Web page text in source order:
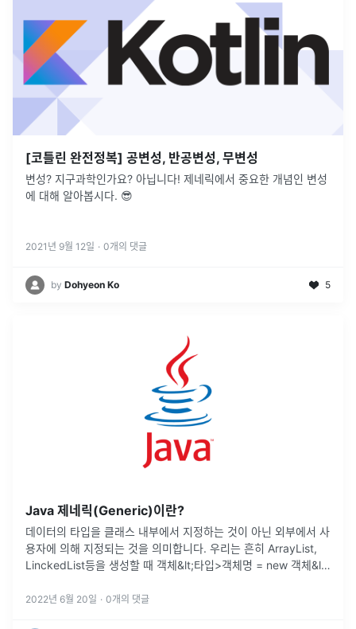
[코틀린 완전정복] 공변성, 반공변성, 무변성
변성? 지구과학인가요? 아닙니다! 제네릭에서 중요한 개념인 변성
에 대해 알아봅시다. 😎
2021년 9월 12일 · 0개의 댓글
by Dohyeon Ko 5
Java 제네릭(Generic)이란?
데이터의 타입을 클래스 내부에서 지정하는 것이 아닌 외부에서 사
용자에 의해 지정되는 것을 의미합니다. 우리는 흔히 ArrayList,
LinckedList등을 생성할 때 객체&lt;타입>객체명 = new 객체&lt;
2022년 6월 20일 · 0개의 댓글